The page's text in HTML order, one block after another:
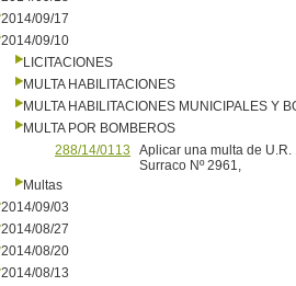
2014/09/17
2014/09/10
LICITACIONES
MULTA HABILITACIONES
MULTA HABILITACIONES MUNICIPALES Y
MULTA POR BOMBEROS
288/14/0113
Aplicar una multa de U.R.
Surraco Nº 2961,
Multas
2014/09/03
2014/08/27
2014/08/20
2014/08/13